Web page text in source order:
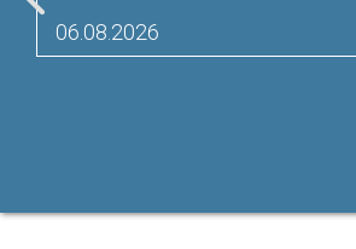
06.08.2026